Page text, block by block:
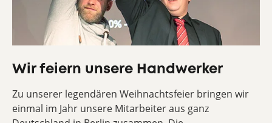
Wir feiern unsere Handwerker
Zu unserer legendären Weihnachtsfeier bringen wir
einmal im Jahr unsere Mitarbeiter aus ganz